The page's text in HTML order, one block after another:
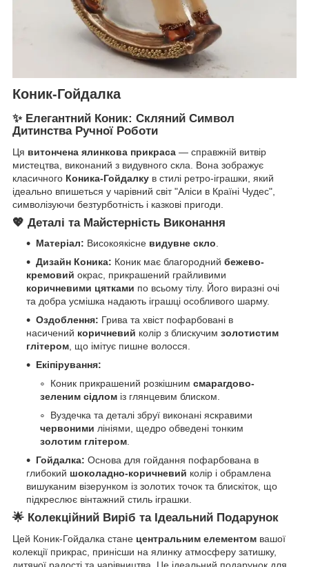
Коник-Гойдалка
✨ Елегантний Коник: Скляний Символ
Дитинства Ручної Роботи
Ця витончена ялинкова прикраса — справжній витвір
мистецтва, виконаний з видувного скла. Вона зображує
класичного Коника-Гойдалку в стилі ретро-іграшки, який
ідеально впишеться у чарівний світ "Аліси в Країні Чудес",
символізуючи безтурботність і казкові пригоди.
💖 Деталі та Майстерність Виконання
Матеріал: Високоякісне видувне скло.
Дизайн Коника: Коник має благородний бежево-
кремовий окрас, прикрашений грайливими
коричневими цятками по всьому тілу. Його виразні очі
та добра усмішка надають іграшці особливого шарму.
Оздоблення: Грива та хвіст пофарбовані в
насичений коричневий колір з блискучим золотистим
глітером, що імітує пишне волосся.
Екіпірування:
Коник прикрашений розкішним смарагдово-
зеленим сідлом із глянцевим блиском.
Вуздечка та деталі збруї виконані яскравими
червоними лініями, щедро обведені тонким
золотим глітером.
Гойдалка: Основа для гойдання пофарбована в
глибокий шоколадно-коричневий колір і обрамлена
вишуканим візерунком із золотих точок та блискіток, що
підкреслює вінтажний стиль іграшки.
🌟 Колекційний Виріб та Ідеальний Подарунок
Цей Коник-Гойдалка стане центральним елементом вашої
колекції прикрас, принісши на ялинку атмосферу затишку,